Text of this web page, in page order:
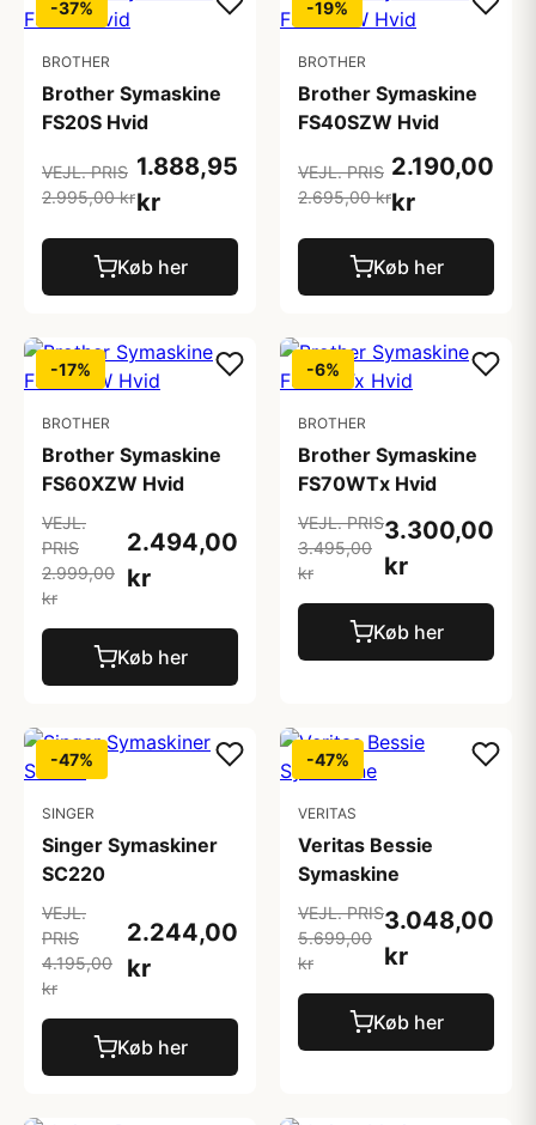
-37%
BROTHER
Brother Symaskine
FS20S Hvid
VEJL. PRIS
2.995,00 kr
1.888,95
kr
Køb her
-19%
BROTHER
Brother Symaskine
FS40SZW Hvid
VEJL. PRIS
2.695,00 kr
2.190,00
kr
Køb her
-17%
BROTHER
Brother Symaskine
FS60XZW Hvid
VEJL.
PRIS
2.999,00
kr
2.494,00
kr
Køb her
-6%
BROTHER
Brother Symaskine
FS70WTx Hvid
VEJL. PRIS
3.495,00
kr
3.300,00
kr
Køb her
-47%
SINGER
Singer Symaskiner
SC220
VEJL.
PRIS
4.195,00
kr
2.244,00
kr
Køb her
-47%
VERITAS
Veritas Bessie
Symaskine
VEJL. PRIS
5.699,00
kr
3.048,00
kr
Køb her